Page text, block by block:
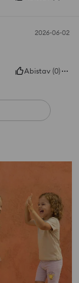
2026-06-02
Abistav (0)